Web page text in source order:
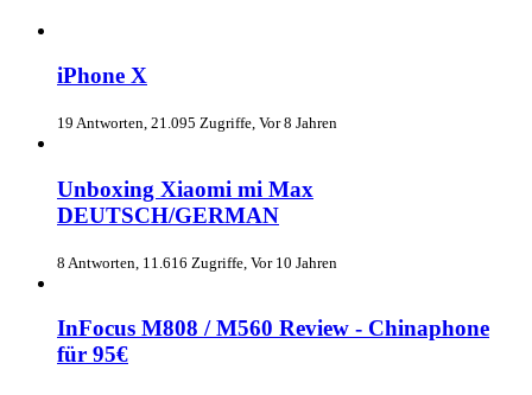
iPhone X
19 Antworten, 21.095 Zugriffe, Vor 8 Jahren
Unboxing Xiaomi mi Max
DEUTSCH/GERMAN
8 Antworten, 11.616 Zugriffe, Vor 10 Jahren
InFocus M808 / M560 Review - Chinaphone
für 95€